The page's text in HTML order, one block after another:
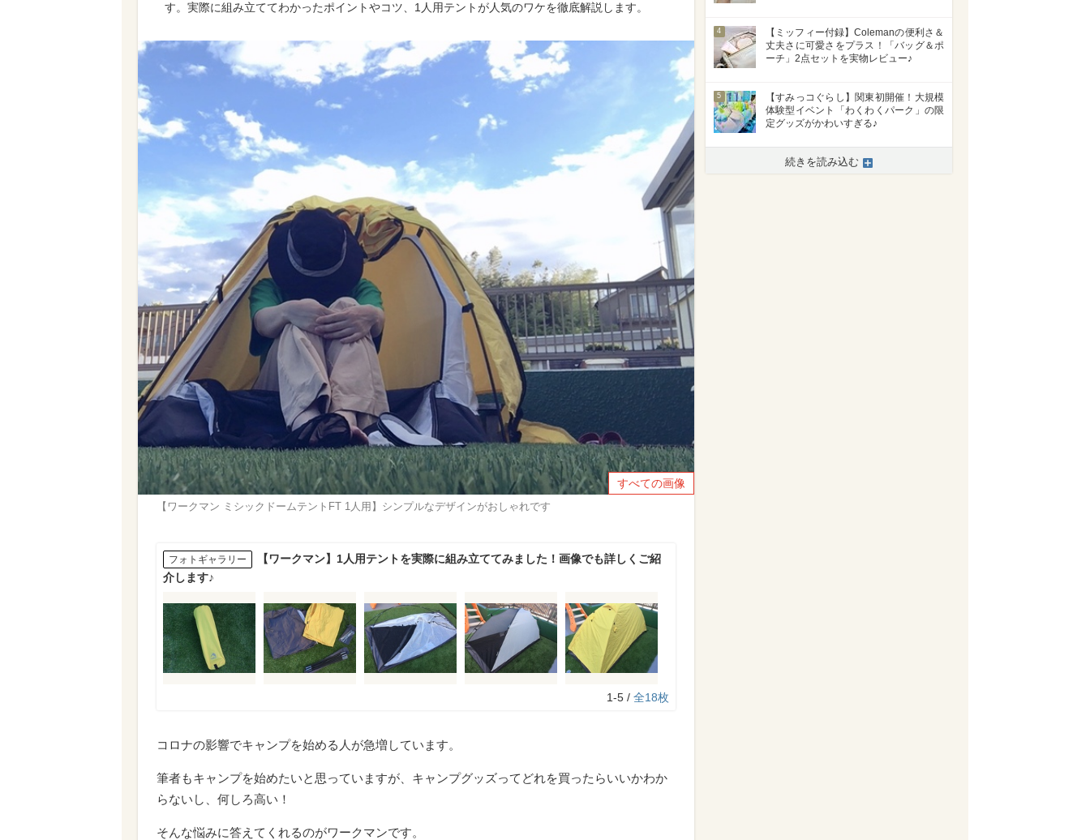
す。実際に組み立ててわかったポイントやコツ、1人用テントが人気のワケを徹底解説します。
すべての画像
【ワークマン ミシックドームテントFT 1人用】シンプルなデザインがおしゃれです
フォトギャラリー
【ワークマン】1人用テントを実際に組み立ててみました！画像でも詳しくご紹
介します♪
1-5 / 全18枚
コロナの影響でキャンプを始める人が急増しています。
筆者もキャンプを始めたいと思っていますが、キャンプグッズってどれを買ったらいいかわか
らないし、何しろ高い！
そんな悩みに答えてくれるのがワークマンです。
4
【ミッフィー付録】Colemanの便利さ＆
丈夫さに可愛さをプラス！「バッグ＆ポ
ーチ」2点セットを実物レビュー♪
5
【すみっコぐらし】関東初開催！大規模
体験型イベント「わくわくパーク」の限
定グッズがかわいすぎる♪
続きを読み込む